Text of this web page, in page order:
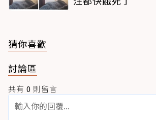
猜你喜歡
討論區
共有 0 則留言